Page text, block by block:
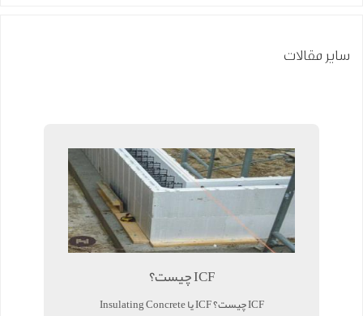
سایر مقالات
ICF چیست؟
ICF چیست؟ ICF یا Insulating Concrete